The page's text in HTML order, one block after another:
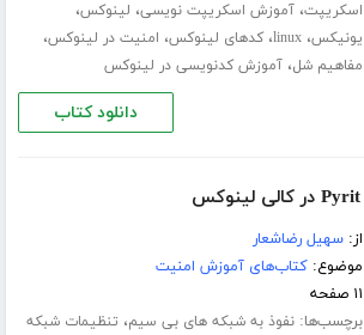
اسکریپت،آموزش اسکریپت نویسی، لینوکس،
یونیکس،linux،کدهای لینوکس، امنیت در لینوکس،
مفاهیم شل،آموزش کدنویسی در لینوکس
دانلود کتاب
از:سهیل رضاشعار
موضوع:کتاب‌های آموزش امنیت
۱۱ صفحه
برچسب‌ها:نفوذ به شبکه های بی سیم، تنظیمات شبکه